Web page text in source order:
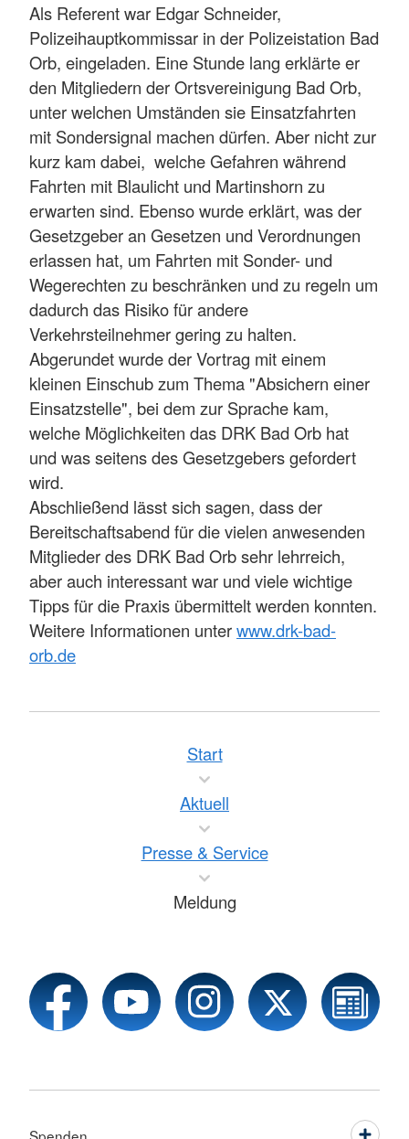
Als Referent war Edgar Schneider,
Polizeihauptkommissar in der Polizeistation Bad
Orb, eingeladen. Eine Stunde lang erklärte er
den Mitgliedern der Ortsvereinigung Bad Orb,
unter welchen Umständen sie Einsatzfahrten
mit Sondersignal machen dürfen. Aber nicht zur
kurz kam dabei, welche Gefahren während
Fahrten mit Blaulicht und Martinshorn zu
erwarten sind. Ebenso wurde erklärt, was der
Gesetzgeber an Gesetzen und Verordnungen
erlassen hat, um Fahrten mit Sonder- und
Wegerechten zu beschränken und zu regeln um
dadurch das Risiko für andere
Verkehrsteilnehmer gering zu halten.
Abgerundet wurde der Vortrag mit einem
kleinen Einschub zum Thema "Absichern einer
Einsatzstelle", bei dem zur Sprache kam,
welche Möglichkeiten das DRK Bad Orb hat
und was seitens des Gesetzgebers gefordert
wird.
Abschließend lässt sich sagen, dass der
Bereitschaftsabend für die vielen anwesenden
Mitglieder des DRK Bad Orb sehr lehrreich,
aber auch interessant war und viele wichtige
Tipps für die Praxis übermittelt werden konnten.
Weitere Informationen unterwww.drk-bad-
orb.de
Start
Aktuell
Presse & Service
Meldung